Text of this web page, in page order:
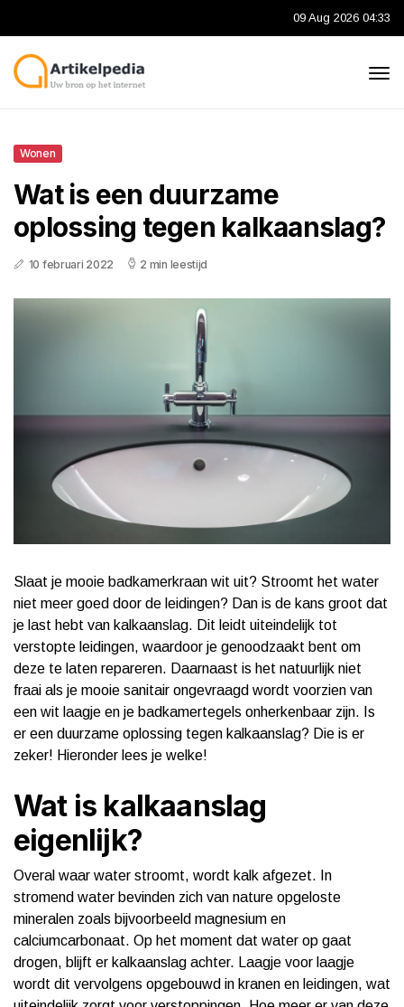
09 Aug 2026 04:33
Wonen
Wat is een duurzame
oplossing tegen kalkaanslag?
10 februari 2022 2 min leestijd
Slaat je mooie badkamerkraan wit uit? Stroomt het water
niet meer goed door de leidingen? Dan is de kans groot dat
je last hebt van kalkaanslag. Dit leidt uiteindelijk tot
verstopte leidingen, waardoor je genoodzaakt bent om
deze te laten repareren. Daarnaast is het natuurlijk niet
fraai als je mooie sanitair ongevraagd wordt voorzien van
een wit laagje en je badkamertegels onherkenbaar zijn. Is
er een duurzame oplossing tegen kalkaanslag? Die is er
zeker! Hieronder lees je welke!
Wat is kalkaanslag
eigenlijk?
Overal waar water stroomt, wordt kalk afgezet. In
stromend water bevinden zich van nature opgeloste
mineralen zoals bijvoorbeeld magnesium en
calciumcarbonaat. Op het moment dat water op gaat
drogen, blijft er kalkaanslag achter. Laagje voor laagje
wordt dit vervolgens opgebouwd in kranen en leidingen, wat